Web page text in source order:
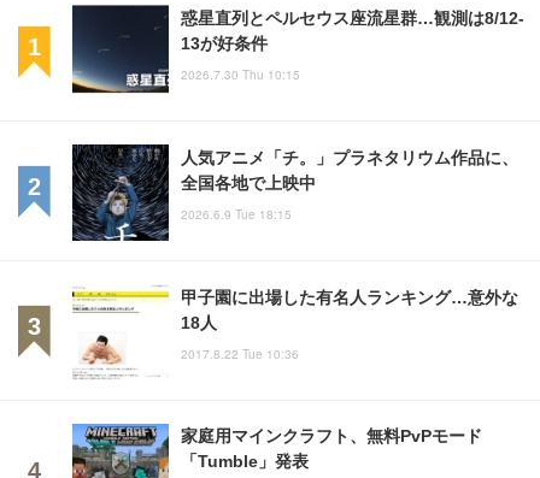
惑星直列とペルセウス座流星群…観測は8/12-
13が好条件
2026.7.30 Thu 10:15
人気アニメ「チ。」プラネタリウム作品に、
全国各地で上映中
2026.6.9 Tue 18:15
甲子園に出場した有名人ランキング…意外な
18人
2017.8.22 Tue 10:36
家庭用マインクラフト、無料PvPモード
「Tumble」発表